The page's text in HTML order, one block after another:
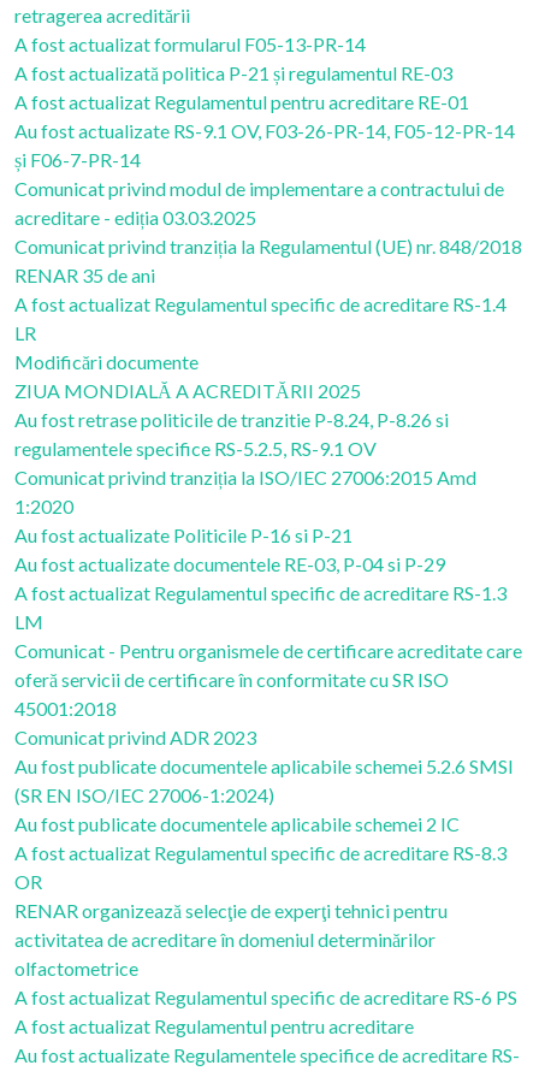
retragerea acreditării
A fost actualizat formularul F05-13-PR-14
A fost actualizată politica P-21 și regulamentul RE-03
A fost actualizat Regulamentul pentru acreditare RE-01
Au fost actualizate RS-9.1 OV, F03-26-PR-14, F05-12-PR-14
și F06-7-PR-14
Comunicat privind modul de implementare a contractului de
acreditare - ediția 03.03.2025
Comunicat privind tranziția la Regulamentul (UE) nr. 848/2018
RENAR 35 de ani
A fost actualizat Regulamentul specific de acreditare RS-1.4
LR
Modificări documente
ZIUA MONDIALĂ A ACREDITĂRII 2025
Au fost retrase politicile de tranzitie P-8.24, P-8.26 si
regulamentele specifice RS-5.2.5, RS-9.1 OV
Comunicat privind tranziția la ISO/IEC 27006:2015 Amd
1:2020
Au fost actualizate Politicile P-16 si P-21
Au fost actualizate documentele RE-03, P-04 si P-29
A fost actualizat Regulamentul specific de acreditare RS-1.3
LM
Comunicat - Pentru organismele de certificare acreditate care
oferă servicii de certificare în conformitate cu SR ISO
45001:2018
Comunicat privind ADR 2023
Au fost publicate documentele aplicabile schemei 5.2.6 SMSI
(SR EN ISO/IEC 27006-1:2024)
Au fost publicate documentele aplicabile schemei 2 IC
A fost actualizat Regulamentul specific de acreditare RS-8.3
OR
RENAR organizează selecţie de experţi tehnici pentru
activitatea de acreditare în domeniul determinărilor
olfactometrice
A fost actualizat Regulamentul specific de acreditare RS-6 PS
A fost actualizat Regulamentul pentru acreditare
Au fost actualizate Regulamentele specifice de acreditare RS-